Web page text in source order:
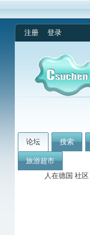
注册 登录
论坛 搜索
旅游超市
人在德国 社区